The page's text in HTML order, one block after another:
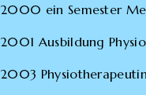
2000 ein Semester
2001 Ausbildung
2003